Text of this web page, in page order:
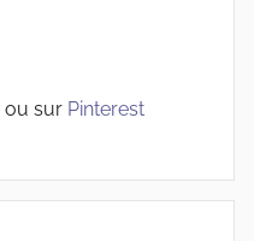
ou sur Pinterest